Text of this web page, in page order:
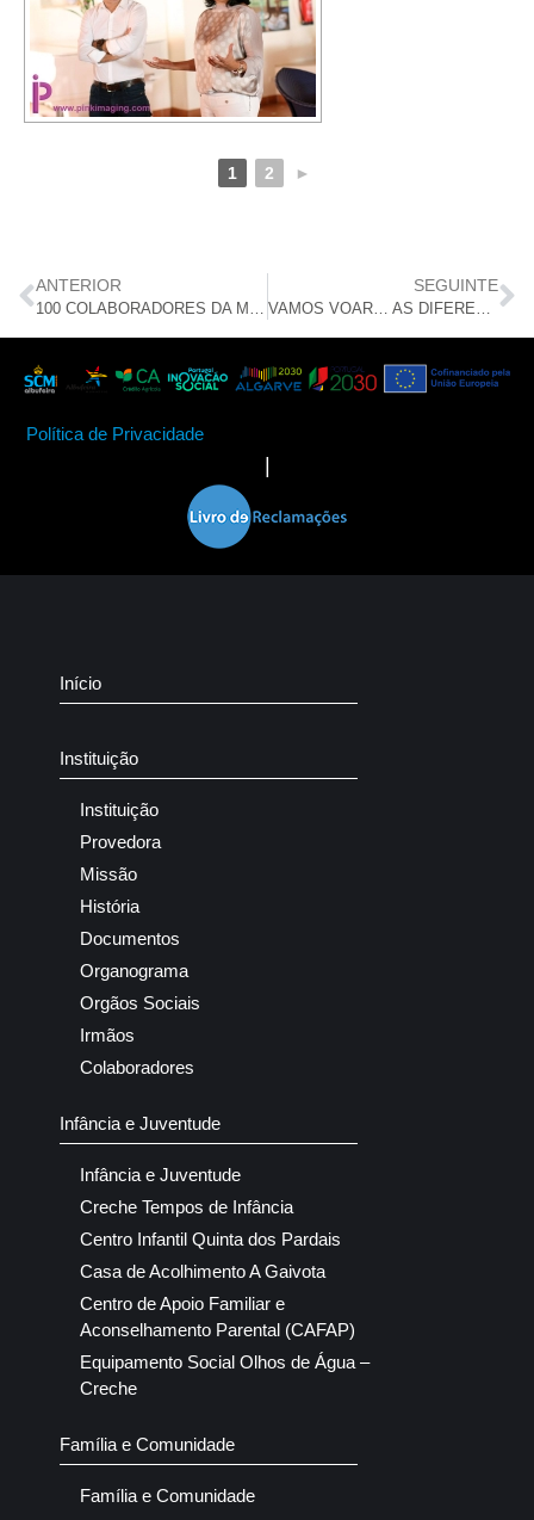
1 2 ►
ANTERIOR
100 COLABORADORES DA MEDTRONIC RENOVAM EQUIPAMENTO DA SCMA
SEGUINTE
VAMOS VOAR… AS DIFERENÇAS FICAM EM TERRA.
Política de Privacidade
Início
Instituição
Instituição
Provedora
Missão
História
Documentos
Organograma
Orgãos Sociais
Irmãos
Colaboradores
Infância e Juventude
Infância e Juventude
Creche Tempos de Infância
Centro Infantil Quinta dos Pardais
Casa de Acolhimento A Gaivota
Centro de Apoio Familiar e
Aconselhamento Parental (CAFAP)
Equipamento Social Olhos de Água –
Creche
Família e Comunidade
Família e Comunidade